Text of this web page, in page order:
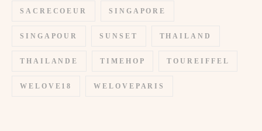
SACRECOEUR SINGAPORE
SINGAPOUR SUNSET THAILAND
THAILANDE TIMEHOP TOUREIFFEL
WELOVE18 WELOVEPARIS